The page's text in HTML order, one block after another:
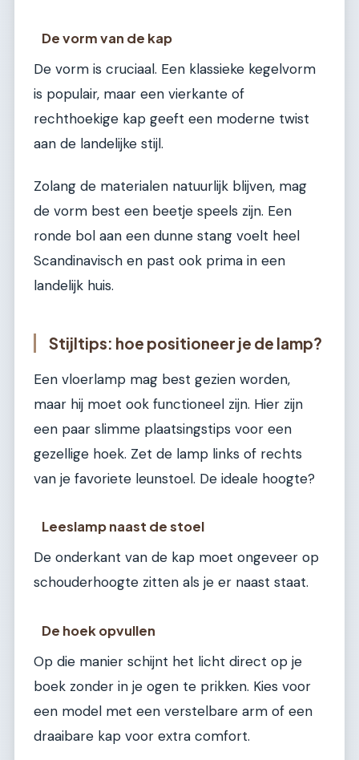
De vorm van de kap
De vorm is cruciaal. Een klassieke kegelvorm
is populair, maar een vierkante of
rechthoekige kap geeft een moderne twist
aan de landelijke stijl.
Zolang de materialen natuurlijk blijven, mag
de vorm best een beetje speels zijn. Een
ronde bol aan een dunne stang voelt heel
Scandinavisch en past ook prima in een
landelijk huis.
Stijltips: hoe positioneer je de lamp?
Een vloerlamp mag best gezien worden,
maar hij moet ook functioneel zijn. Hier zijn
een paar slimme plaatsingstips voor een
gezellige hoek. Zet de lamp links of rechts
van je favoriete leunstoel. De ideale hoogte?
Leeslamp naast de stoel
De onderkant van de kap moet ongeveer op
schouderhoogte zitten als je er naast staat.
De hoek opvullen
Op die manier schijnt het licht direct op je
boek zonder in je ogen te prikken. Kies voor
een model met een verstelbare arm of een
draaibare kap voor extra comfort.